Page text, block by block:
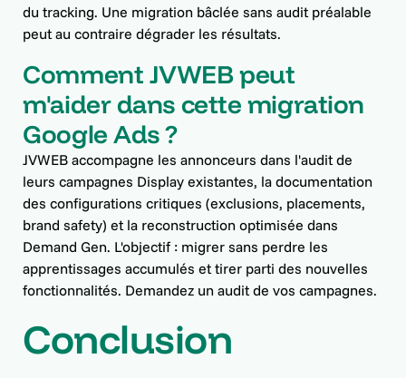
du tracking. Une migration bâclée sans audit préalable
peut au contraire dégrader les résultats.
Comment JVWEB peut
m'aider dans cette migration
Google Ads ?
JVWEB accompagne les annonceurs dans l'audit de
leurs campagnes Display existantes, la documentation
des configurations critiques (exclusions, placements,
brand safety) et la reconstruction optimisée dans
Demand Gen. L'objectif : migrer sans perdre les
apprentissages accumulés et tirer parti des nouvelles
fonctionnalités. Demandez un audit de vos campagnes.
Conclusion